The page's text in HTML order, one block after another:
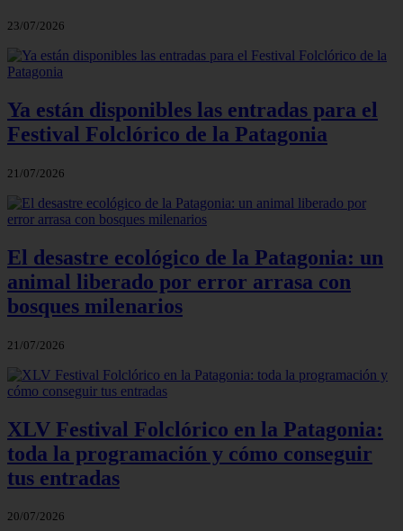
23/07/2026
Ya están disponibles las entradas para el
Festival Folclórico de la Patagonia
21/07/2026
El desastre ecológico de la Patagonia: un
animal liberado por error arrasa con
bosques milenarios
21/07/2026
XLV Festival Folclórico en la Patagonia:
toda la programación y cómo conseguir
tus entradas
20/07/2026